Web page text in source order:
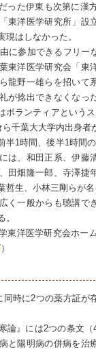
った伊東も次第に漢
東洋医学研究所」設
現はしなかった。
に参加できるフリー
東洋医学研究会「東
龍野一雄らを招いて
が捻出できなくなっ
ボランティアという
千葉大大学内出身者
半1時間、後半1時間
は、和田正系、伊藤
田畑隆一郎、寺澤捷
哲生、小林三剛らが名
く一般からも聴講で
東洋医学研究会ホー
）
同時に2つの薬方証が
論』には2つの条文
と陽明病の併病を治